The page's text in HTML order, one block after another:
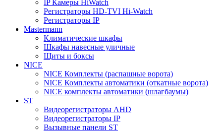
IP Камеры HiWatch
Регистраторы HD-TVI Hi-Watch
Регистраторы IP
Mastermann
Климатические шкафы
Шкафы навесные уличные
Щиты и боксы
NICE
NICE Комплекты (распашные ворота)
NICE Комплекты автоматики (откатные ворота)
NICE комплекты автоматики (шлагбаумы)
ST
Видеорегистраторы AHD
Видеорегистраторы IP
Вызывные панели ST